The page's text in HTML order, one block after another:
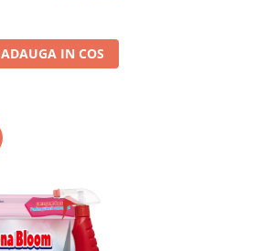
ADAUGA IN COS